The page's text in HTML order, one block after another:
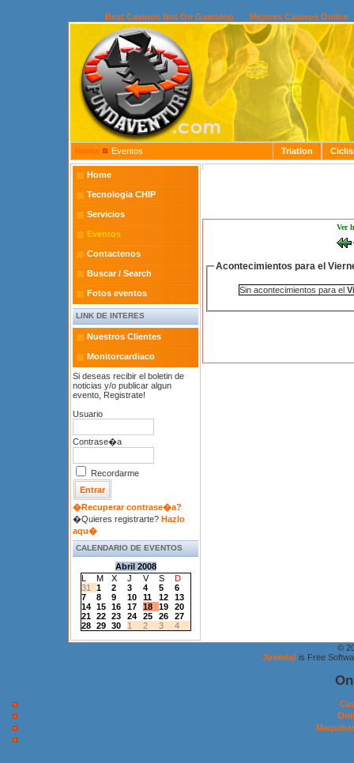
Best Casinos Not On Gamstop Mejores Casinos Online
Home Eventos Triatlon
Home
Tecnologia CHIP
Servicios
Eventos
Contactenos
Buscar / Search
Fotos eventos
LINK DE INTERES
Nuestros Clientes
Monitorcardiaco
Si deseas recibir el boletin de
noticias y/o publicar algun
evento, Registrate!
Usuario
Contrase�a
Recordarme
�Recuperar contrase�a?
�Quieres registrarte? Hazlo
aqu�
CALENDARIO DE EVENTOS
Abril 2008
L
M X J V S
D
31
1 2 3 4 5
6
7
8 9 10 11 12
13
14
15 16 17 18 19
20
21
22 23 24 25 26
27
28
29 30 1 2 3 4
Ver
Acontecimientos para el
Sin acontecimientos para el
©
Joomla! is Free